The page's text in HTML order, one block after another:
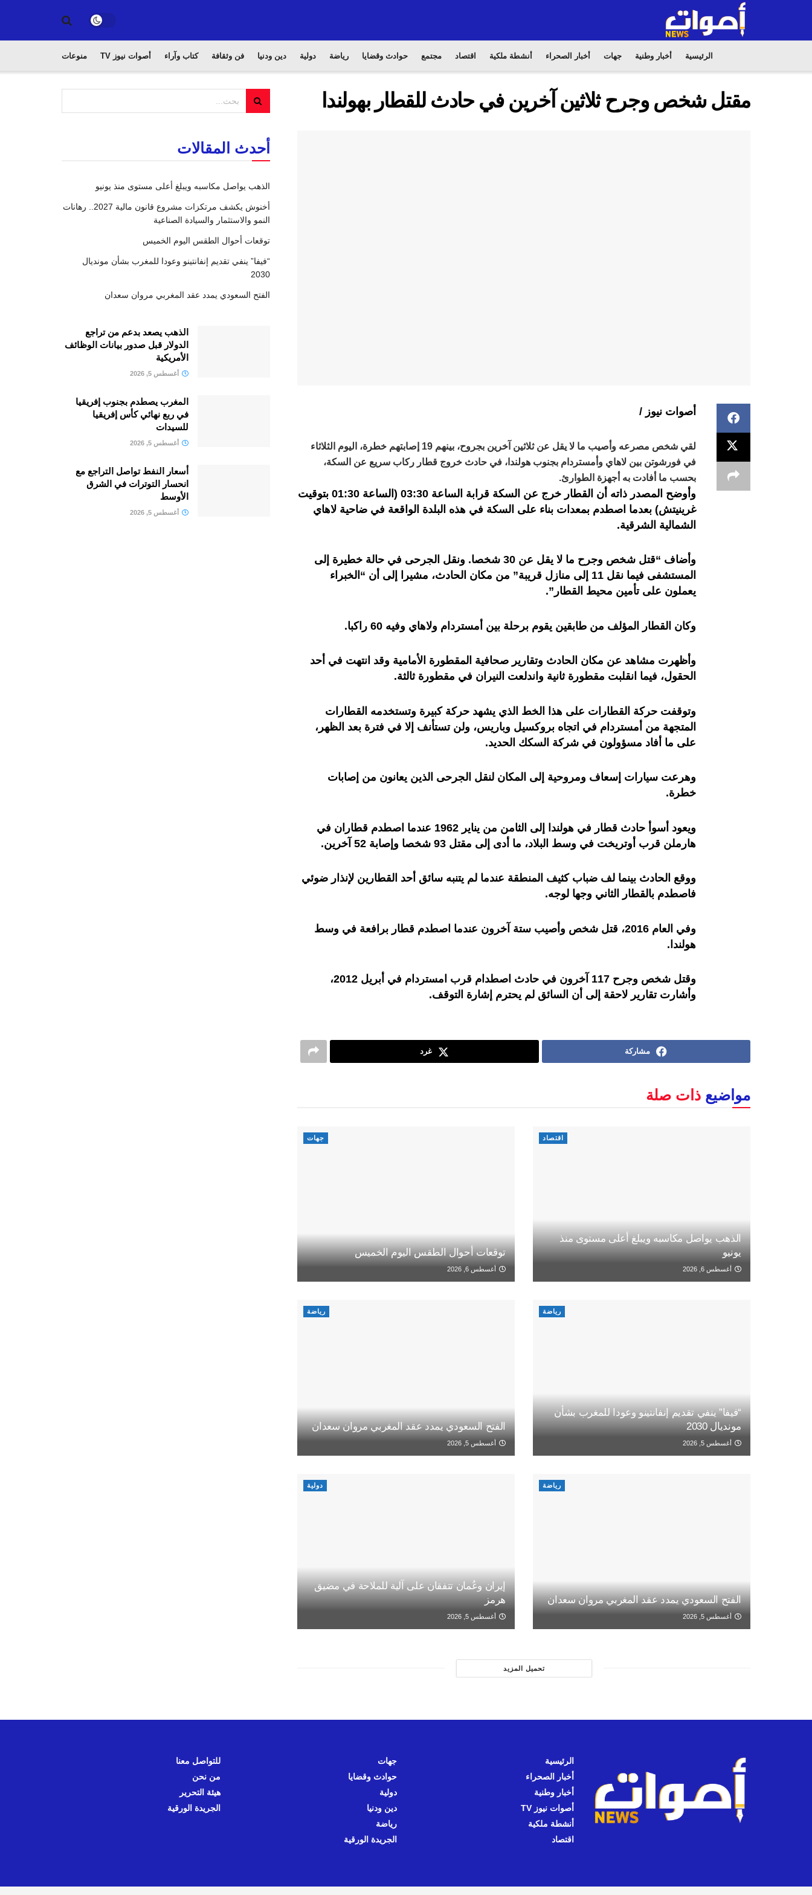
الرئيسية أخبار وطنية جهات أخبار الصحراء أنشطة ملكية اقتصاد مجتمع حوادث وقضايا رياضة دولية دين ودنيا فن وثقافة كتاب وآراء أصوات نيوز TV منوعات
مقتل شخص وجرح ثلاثين آخرين في حادث للقطار بهولندا
أصوات نيوز /
لقي شخص مصرعه وأصيب ما لا يقل عن ثلاثين آخرين بجروح، بينهم 19 إصابتهم خطرة، اليوم الثلاثاء
في فورشوتن بين لاهاي وأمستردام بجنوب هولندا، في حادث خروج قطار ركاب سريع عن السكة،
بحسب ما أفادت به أجهزة الطوارئ.
وأوضح المصدر ذاته أن القطار خرج عن السكة قرابة الساعة 03:30 (الساعة 01:30 بتوقيت
غرينيتش) بعدما اصطدم بمعدات بناء على السكة في هذه البلدة الواقعة في ضاحية لاهاي
الشمالية الشرقية.
وأضاف “قتل شخص وجرح ما لا يقل عن 30 شخصا. ونقل الجرحى في حالة خطيرة إلى
المستشفى فيما نقل 11 إلى منازل قريبة” من مكان الحادث، مشيرا إلى أن “الخبراء
يعملون على تأمين محيط القطار”.
وكان القطار المؤلف من طابقين يقوم برحلة بين أمستردام ولاهاي وفيه 60 راكبا.
وأظهرت مشاهد عن مكان الحادث وتقارير صحافية المقطورة الأمامية وقد انتهت في أحد
الحقول، فيما انقلبت مقطورة ثانية واندلعت النيران في مقطورة ثالثة.
وتوقفت حركة القطارات على هذا الخط الذي يشهد حركة كبيرة وتستخدمه القطارات
المتجهة من أمستردام في اتجاه بروكسيل وباريس، ولن تستأنف إلا في فترة بعد الظهر،
على ما أفاد مسؤولون في شركة السكك الحديد.
وهرعت سيارات إسعاف ومروحية إلى المكان لنقل الجرحى الذين يعانون من إصابات
خطرة.
ويعود أسوأ حادث قطار في هولندا إلى الثامن من يناير 1962 عندما اصطدم قطاران في
هارملن قرب أوتريخت في وسط البلاد، ما أدى إلى مقتل 93 شخصا وإصابة 52 آخرين.
ووقع الحادث بينما لف ضباب كثيف المنطقة عندما لم يتنبه سائق أحد القطارين لإنذار ضوئي
فاصطدم بالقطار الثاني وجها لوجه.
وفي العام 2016، قتل شخص وأصيب ستة آخرون عندما اصطدم قطار برافعة في وسط
هولندا.
وقتل شخص وجرح 117 آخرون في حادث اصطدام قرب امستردام في أبريل 2012،
وأشارت تقارير لاحقة إلى أن السائق لم يحترم إشارة التوقف.
مشاركة غرد
مواضيع ذات صلة
اقتصاد
الذهب يواصل مكاسبه ويبلغ أعلى مستوى منذ
يونيو
أغسطس 6, 2026
جهات
توقعات أحوال الطقس اليوم الخميس
أغسطس 6, 2026
رياضة
“فيفا” ينفي تقديم إنفانتينو وعودا للمغرب بشأن
مونديال 2030
أغسطس 5, 2026
رياضة
الفتح السعودي يمدد عقد المغربي مروان سعدان
أغسطس 5, 2026
رياضة
الفتح السعودي يمدد عقد المغربي مروان سعدان
أغسطس 5, 2026
دولية
إيران وعُمان تتفقان على آلية للملاحة في مضيق
هرمز
أغسطس 5, 2026
تحميل المزيد
أحدث المقالات
الذهب يواصل مكاسبه ويبلغ أعلى مستوى منذ يونيو
أخنوش يكشف مرتكزات مشروع قانون مالية 2027.. رهانات
النمو والاستثمار والسيادة الصناعية
توقعات أحوال الطقس اليوم الخميس
“فيفا” ينفي تقديم إنفانتينو وعودا للمغرب بشأن مونديال
2030
الفتح السعودي يمدد عقد المغربي مروان سعدان
الذهب يصعد بدعم من تراجع
الدولار قبل صدور بيانات الوظائف
الأمريكية
أغسطس 5, 2026
المغرب يصطدم بجنوب إفريقيا
في ربع نهائي كأس إفريقيا
للسيدات
أغسطس 5, 2026
أسعار النفط تواصل التراجع مع
انحسار التوترات في الشرق
الأوسط
أغسطس 5, 2026
الرئيسية
أخبار الصحراء
أخبار وطنية
أصوات نيوز TV
أنشطة ملكية
اقتصاد
جهات
حوادث وقضايا
دولية
دين ودنيا
رياضة
الجريدة الورقية
للتواصل معنا
من نحن
هيئة التحرير
الجريدة الورقية